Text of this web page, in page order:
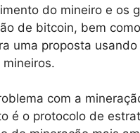
do mineiro e os
de bitcoin, bem
uma proposta
com a
é o protocolo de